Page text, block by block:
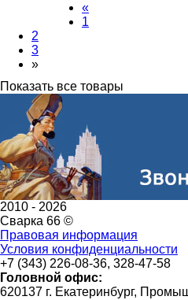
«
1
2
3
»
Показать все товары
2010 - 2026
Сварка 66 ©
Правовая информация
Условия конфиденциальности
+7 (343) 226-08-36, 328-47-58
Головной офис:
620137 г. Екатеринбург,